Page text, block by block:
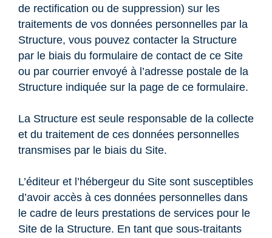
de rectification ou de suppression) sur les
traitements de vos données personnelles par la
Structure, vous pouvez contacter la Structure
par le biais du formulaire de contact de ce Site
ou par courrier envoyé à l’adresse postale de la
Structure indiquée sur la page de ce formulaire.
La Structure est seule responsable de la collecte
et du traitement de ces données personnelles
transmises par le biais du Site.
L’éditeur et l’hébergeur du Site sont susceptibles
d’avoir accès à ces données personnelles dans
le cadre de leurs prestations de services pour le
Site de la Structure. En tant que sous-traitants